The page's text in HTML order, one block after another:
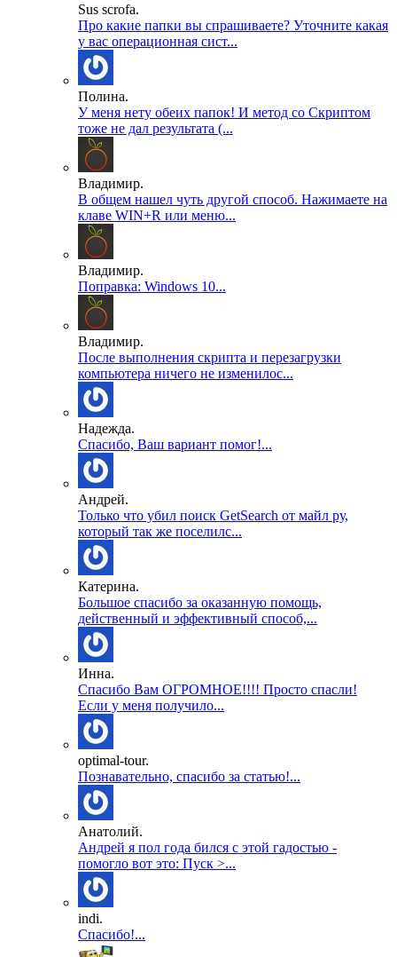
Sus scrofa.
Про какие папки вы спрашиваете? Уточните какая
у вас операционная сист...
Полина.
У меня нету обеих папок! И метод со Скриптом
тоже не дал результата (...
Владимир.
В общем нашел чуть другой способ. Нажимаете на
клаве WIN+R или меню...
Владимир.
Поправка: Windows 10...
Владимир.
После выполнения скрипта и перезагрузки
компьютера ничего не изменилос...
Надежда.
Спасибо, Ваш вариант помог!...
Андрей.
Только что убил поиск GetSearch от майл ру,
который так же поселилс...
Катерина.
Большое спасибо за оказанную помощь,
действенный и эффективный способ,...
Инна.
Спасибо Вам ОГРОМНОЕ!!!! Просто спасли!
Если у меня получило...
optimal-tour.
Познавательно, спасибо за статью!...
Анатолий.
Андрей я пол года бился с этой гадостью -
помогло вот это: Пуск >...
indi.
Спасибо!...